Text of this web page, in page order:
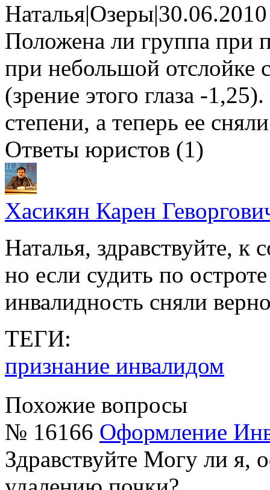
Наталья|Озеры|
Положена ли группа при
при небольшой отслойке
(зрение этого глаза -
степени, а теперь ее
Ответы юристов (1)
Хасикян Карен
Наталья, здравствуйте,
но если судить по
инвалидность сняли
ТЕГИ:
признание инвалидом
Похожие вопросы
№ 16166 Оформление
Здравствуйте Могу ли я,